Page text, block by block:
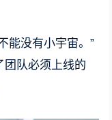
能没有小宇宙。”
团队必须上线的